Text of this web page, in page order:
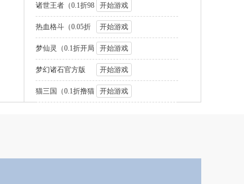
街机连招）
诸世王者（0.1折98
元速通版）
开始游戏
热血格斗（0.05折
GM定制版）
开始游戏
梦仙灵（0.1折开局
送足球宝贝）
开始游戏
梦幻诸石官方版
（0.05折圆梦高
开始游戏
猫三国（0.1折撸猫 开始游戏